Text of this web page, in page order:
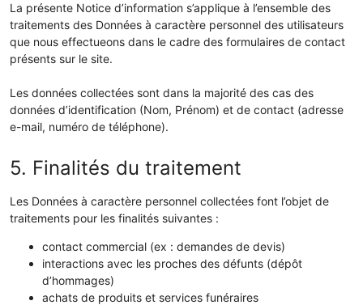
La présente Notice d’information s’applique à l’ensemble des
traitements des Données à caractère personnel des utilisateurs
que nous effectueons dans le cadre des formulaires de contact
présents sur le site.
Les données collectées sont dans la majorité des cas des
données d’identification (Nom, Prénom) et de contact (adresse
e-mail, numéro de téléphone).
5. Finalités du traitement
Les Données à caractère personnel collectées font l’objet de
traitements pour les finalités suivantes :
contact commercial (ex : demandes de devis)
interactions avec les proches des défunts (dépôt
d’hommages)
achats de produits et services funéraires